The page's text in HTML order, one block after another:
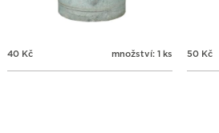
40 Kč množství: 1 ks 50 Kč